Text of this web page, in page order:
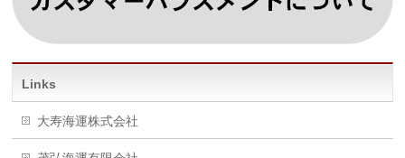
Links
大寿海運株式会社